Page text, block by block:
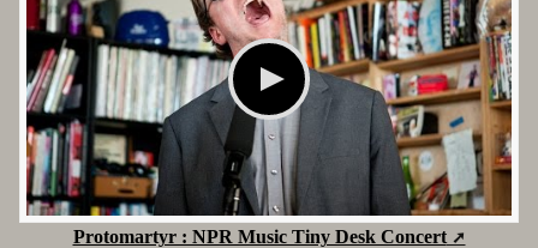
Protomartyr : NPR Music Tiny Desk Concert